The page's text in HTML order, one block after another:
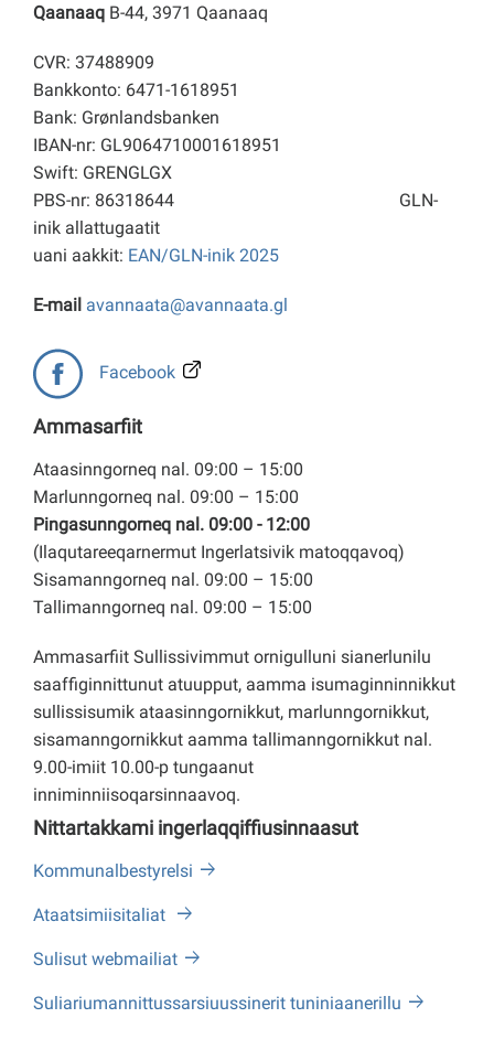
Qaanaaq B-44, 3971 Qaanaaq
CVR: 37488909
Bankkonto: 6471-1618951
Bank: Grønlandsbanken
IBAN-nr: GL9064710001618951
Swift: GRENGLGX
PBS-nr: 86318644 GLN-
inik allattugaatit
uani aakkit: EAN/GLN-inik 2025
E-mail avannaata@avannaata.gl
Facebook
Ammasarfiit
Ataasinngorneq nal. 09:00 – 15:00
Marlunngorneq nal. 09:00 – 15:00
Pingasunngorneq nal. 09:00 - 12:00
(Ilaqutareeqarnermut Ingerlatsivik matoqqavoq)
Sisamanngorneq nal. 09:00 – 15:00
Tallimanngorneq nal. 09:00 – 15:00
Ammasarfiit Sullissivimmut ornigulluni sianerlunilu
saaffiginnittunut atuupput, aamma isumaginninnikkut
sullissisumik ataasinngornikkut, marlunngornikkut,
sisamanngornikkut aamma tallimanngornikkut nal.
9.00-imiit 10.00-p tungaanut
inniminniisoqarsinnaavoq.
Nittartakkami ingerlaqqiffiusinnaasut
Kommunalbestyrelsi
Ataatsimiisitaliat
Sulisut webmailiat
Suliariumannittussarsiuussinerit tuniniaanerillu